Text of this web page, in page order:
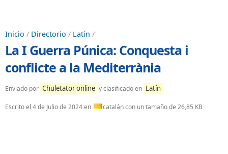
Inicio / Directorio / Latín /
La I Guerra Púnica: Conquesta i
conflicte a la Mediterrània
Enviado por Chuletator online y clasificado en Latín
Escrito el 4 de Julio de 2024en catalán con un tamaño de 26,85 KB